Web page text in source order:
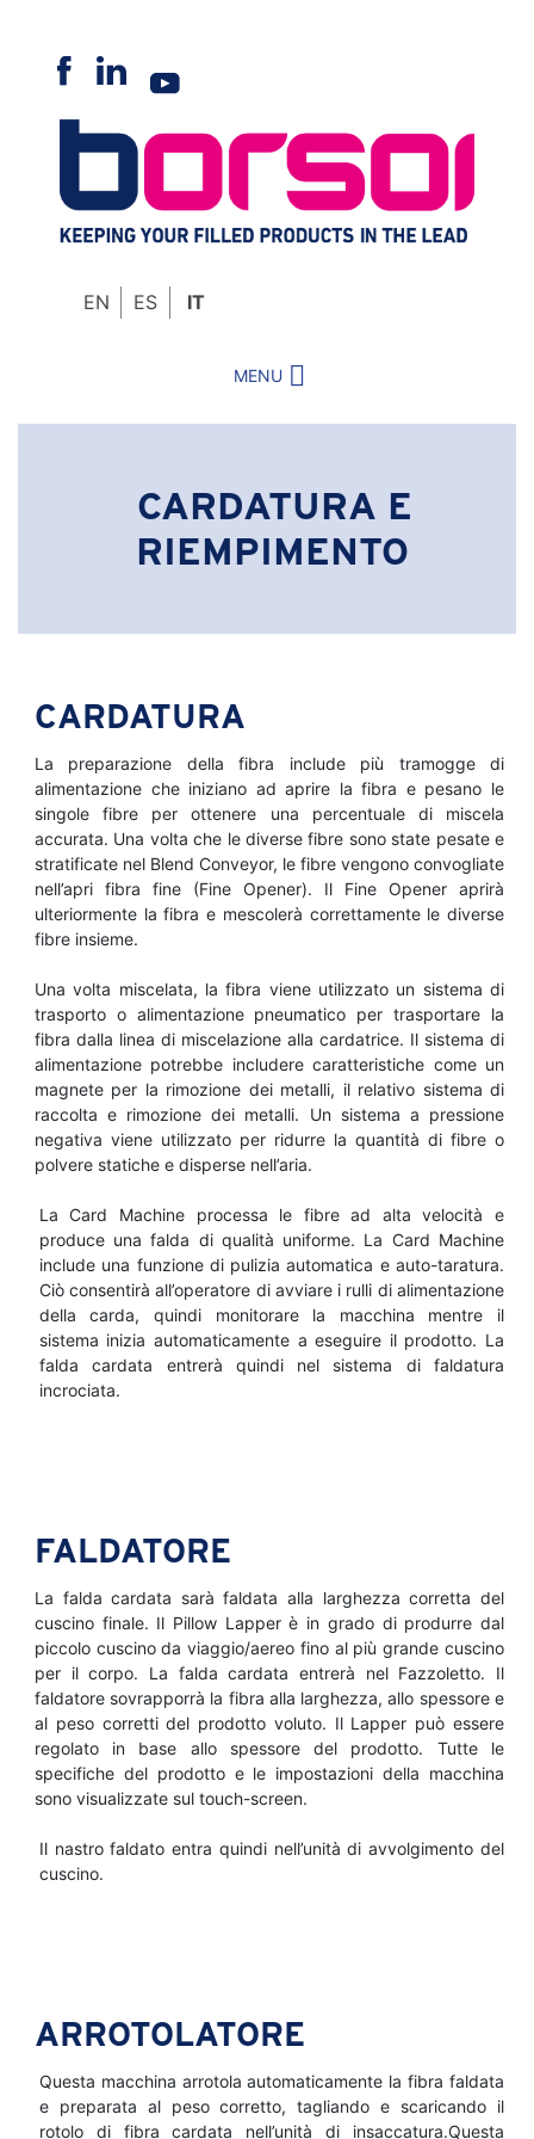
EN ES IT
MENU
CARDATURA E
RIEMPIMENTO
CARDATURA
La preparazione della fibra include più tramogge di
alimentazione che iniziano ad aprire la fibra e pesano le
singole fibre per ottenere una percentuale di miscela
accurata. Una volta che le diverse fibre sono state pesate e
stratificate nel Blend Conveyor, le fibre vengono convogliate
nell’apri fibra fine (Fine Opener). Il Fine Opener aprirà
ulteriormente la fibra e mescolerà correttamente le diverse
fibre insieme.
Una volta miscelata, la fibra viene utilizzato un sistema di
trasporto o alimentazione pneumatico per trasportare la
fibra dalla linea di miscelazione alla cardatrice. Il sistema di
alimentazione potrebbe includere caratteristiche come un
magnete per la rimozione dei metalli, il relativo sistema di
raccolta e rimozione dei metalli. Un sistema a pressione
negativa viene utilizzato per ridurre la quantità di fibre o
polvere statiche e disperse nell’aria.
La Card Machine processa le fibre ad alta velocità e
produce una falda di qualità uniforme. La Card Machine
include una funzione di pulizia automatica e auto-taratura.
Ciò consentirà all’operatore di avviare i rulli di alimentazione
della carda, quindi monitorare la macchina mentre il
sistema inizia automaticamente a eseguire il prodotto. La
falda cardata entrerà quindi nel sistema di faldatura
incrociata.
FALDATORE
La falda cardata sarà faldata alla larghezza corretta del
cuscino finale. Il Pillow Lapper è in grado di produrre dal
piccolo cuscino da viaggio/aereo fino al più grande cuscino
per il corpo. La falda cardata entrerà nel Fazzoletto. Il
faldatore sovrapporrà la fibra alla larghezza, allo spessore e
al peso corretti del prodotto voluto. Il Lapper può essere
regolato in base allo spessore del prodotto. Tutte le
specifiche del prodotto e le impostazioni della macchina
sono visualizzate sul touch-screen.
Il nastro faldato entra quindi nell’unità di avvolgimento del
cuscino.
ARROTOLATORE
Questa macchina arrotola automaticamente la fibra faldata
e preparata al peso corretto, tagliando e scaricando il
rotolo di fibra cardata nell’unità di insaccatura.Questa